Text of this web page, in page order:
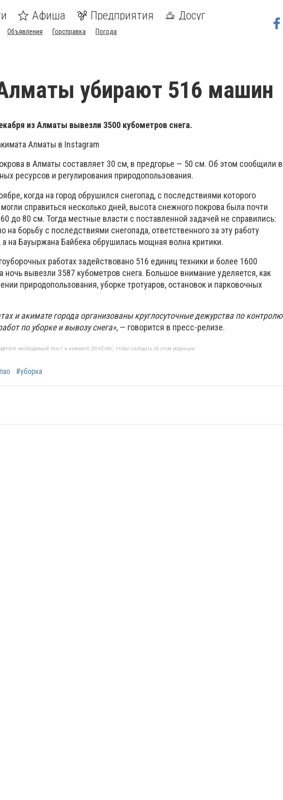
Афиша Предприятия Досуг
Объявления Горсправка Погода
убирают 516 машин
из Алматы вывезли 3500 кубометров снега.
Алматы в Instagram
в Алматы составляет 30 см, в предгорье — 50 см. Об этом сообщили в
ресурсов и регулирования природопользования.
когда на город обрушился снегопад, с последствиями которого
справиться несколько дней, высота снежного покрова была почти
до 80 см. Тогда местные власти с поставленной задачей не справились:
борьбу с последствиями снегопада, ответственного за эту работу
а на Бауыржана Байбека обрушилась мощная волна критики.
работах задействовано 516 единиц техники и более 1600
ночь вывезли 3587 кубометров снега. Большое внимание уделяется, как
природопользования, уборке тротуаров, остановок и парковочных
и акимате города организованы круглосуточные дежурства по контролю
по уборке и вывозу снега», — говорится в пресс-релизе.
необходимый текст и нажмите Ctrl+Enter, чтобы сообщить об этом редакции
#уборка